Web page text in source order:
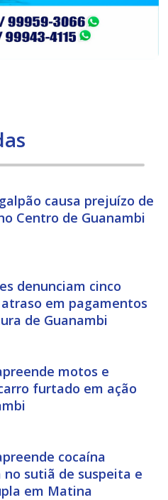
causa prejuízo de
Centro de Guanambi
denunciam cinco
em pagamentos
de Guanambi
motos e
furtado em ação
cocaína
no sutiã de suspeita e
em Matina